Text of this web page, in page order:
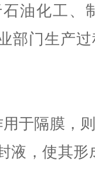
油化工、
部门生产
于隔膜，
液，使其